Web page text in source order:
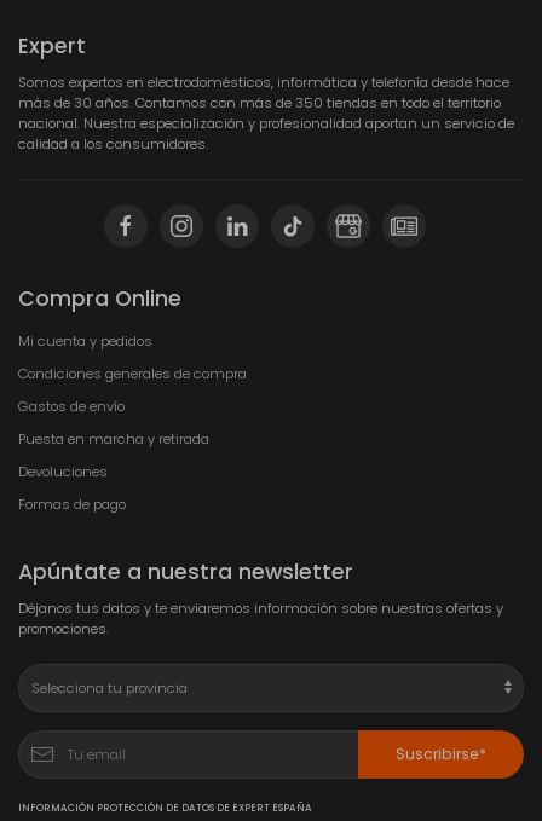
Expert
Somos expertos en electrodomésticos, informática y telefonía desde hace
más de 30 años. Contamos con más de 350 tiendas en todo el territorio
nacional. Nuestra especialización y profesionalidad aportan un servicio de
calidad a los consumidores.
Compra Online
Mi cuenta y pedidos
Condiciones generales de compra
Gastos de envío
Puesta en marcha y retirada
Devoluciones
Formas de pago
Apúntate a nuestra newsletter
Déjanos tus datos y te enviaremos información sobre nuestras ofertas y
promociones.
Suscribirse*
INFORMACIÓN PROTECCIÓN DE DATOS DE EXPERT ESPAÑA